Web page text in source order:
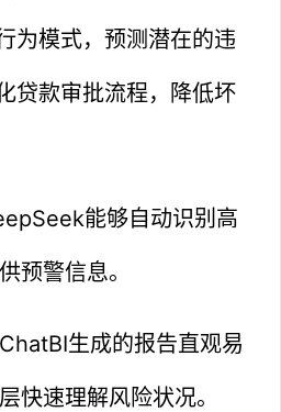
为模式，预测潜在的违
贷款审批流程，降低坏
能够自动识别高
预警信息。
生成的报告直观易
快速理解风险状况。